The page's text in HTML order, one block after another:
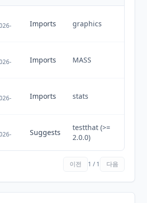
Imports graphics
Imports MASS
Imports stats
Suggests
testthat (>=
2.0.0)
이전 1 / 1 다음